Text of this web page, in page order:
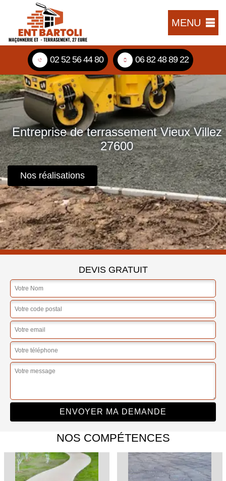
MENU
02 52 56 44 80 06 82 48 89 22
Entreprise de terrassement Vieux Villez
27600
Nos réalisations
DEVIS GRATUIT
NOS COMPÉTENCES